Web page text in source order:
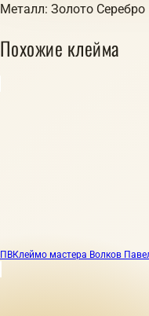
Металл: Золото Серебро
Похожие клейма
ПВКлеймо мастера Волков